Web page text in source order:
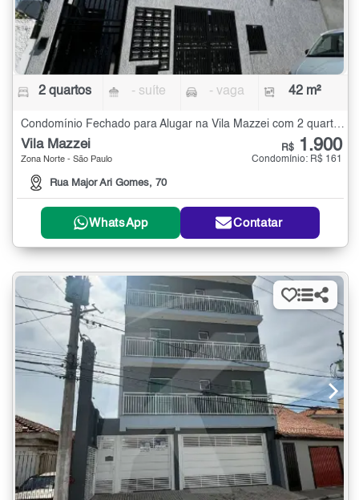
2 quartos - suíte - vaga 42 m²
Condomínio Fechado para Alugar na Vila Mazzei com 2 quartos - 42 m²
Vila Mazzei
Zona Norte - São Paulo
Rua Major Ari Gomes, 70
R$ 1.900
Condomínio: R$ 161
WhatsApp Contatar